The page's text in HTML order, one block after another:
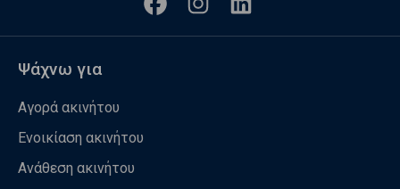
Ψάχνω για
Αγορά ακινήτου
Ενοικίαση ακινήτου
Ανάθεση ακινήτου